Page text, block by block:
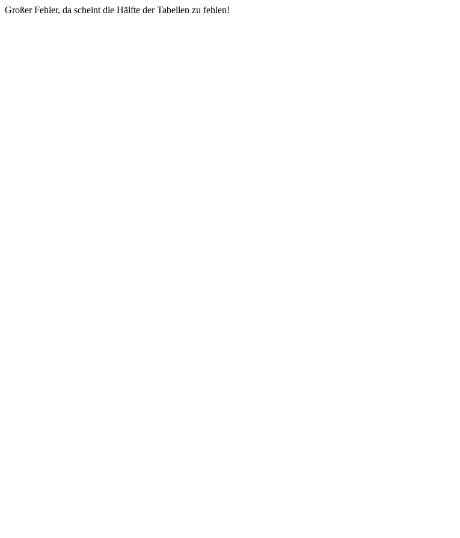
Großer Fehler, da scheint die Hälfte der Tabellen zu fehlen!